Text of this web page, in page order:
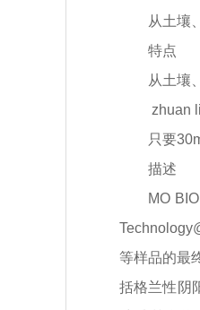
从土壤
特点
从土壤
zhuan
只要
描述
MO
等样品的最
括格兰性阴